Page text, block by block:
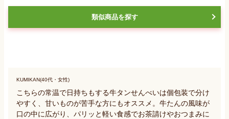
類似商品を探す
KUMIKAN(40代・女性)
こちらの常温で日持ちもする牛タンせんべいは個包装で分け
やすく、甘いものが苦手な方にもオススメ。牛たんの風味が
口の中に広がり、パリッと軽い食感でお茶請けやおつまみに